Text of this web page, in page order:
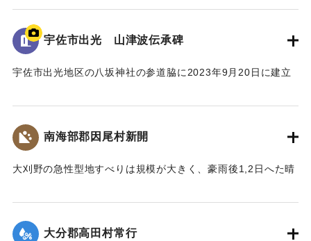
【出典：案内板】
｜固有コード:
録されている。水位は標高14.307ｍに到達した。
併せて昭和20年9月台風第16号、昭和36年10月の大雨によっ
て発生した洪水の水位高も記録されている。
[学生CERDの感想]
の甚大さが伺えた。
｜固有コード:00481077
宇佐市出光 山津波伝承碑
宇佐市出光地区の八坂神社の参道脇に2023年9月20日に建立
1943（昭和18）年9月20日に発生した大規模な土石流によ
り、八坂神社周辺の集落が被害を受けた。
災害発生当時の新聞には死者27人と記載されているが、近く
また、八坂神社の本殿は土石流により流失したが、石碑のそ
【碑文】
南海部郡因尾村新開
大刈野の急性型地すべりは規模が大きく、豪雨後1,2日へた晴
り、500m上流の新開部落の小学校校舎を浮上し、2.5～3Km
上流に逆流させ、樫ノ峯部落の下流1Kmのところでとまっ
た。天然ダムはその後きれて下流に大水害を与えている。奥
大分郡高田村常行